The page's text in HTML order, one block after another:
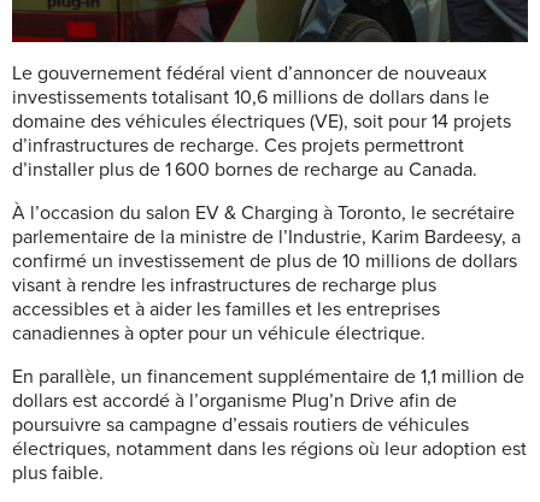
Le gouvernement fédéral vient d’annoncer de nouveaux
investissements totalisant 10,6 millions de dollars dans le
domaine des véhicules électriques (VE), soit pour 14 projets
d’infrastructures de recharge. Ces projets permettront
d’installer plus de 1 600 bornes de recharge au Canada.
À l’occasion du salon EV & Charging à Toronto, le secrétaire
parlementaire de la ministre de l’Industrie, Karim Bardeesy, a
confirmé un investissement de plus de 10 millions de dollars
visant à rendre les infrastructures de recharge plus
accessibles et à aider les familles et les entreprises
canadiennes à opter pour un véhicule électrique.
En parallèle, un financement supplémentaire de 1,1 million de
dollars est accordé à l’organisme Plug’n Drive afin de
poursuivre sa campagne d’essais routiers de véhicules
électriques, notamment dans les régions où leur adoption est
plus faible.